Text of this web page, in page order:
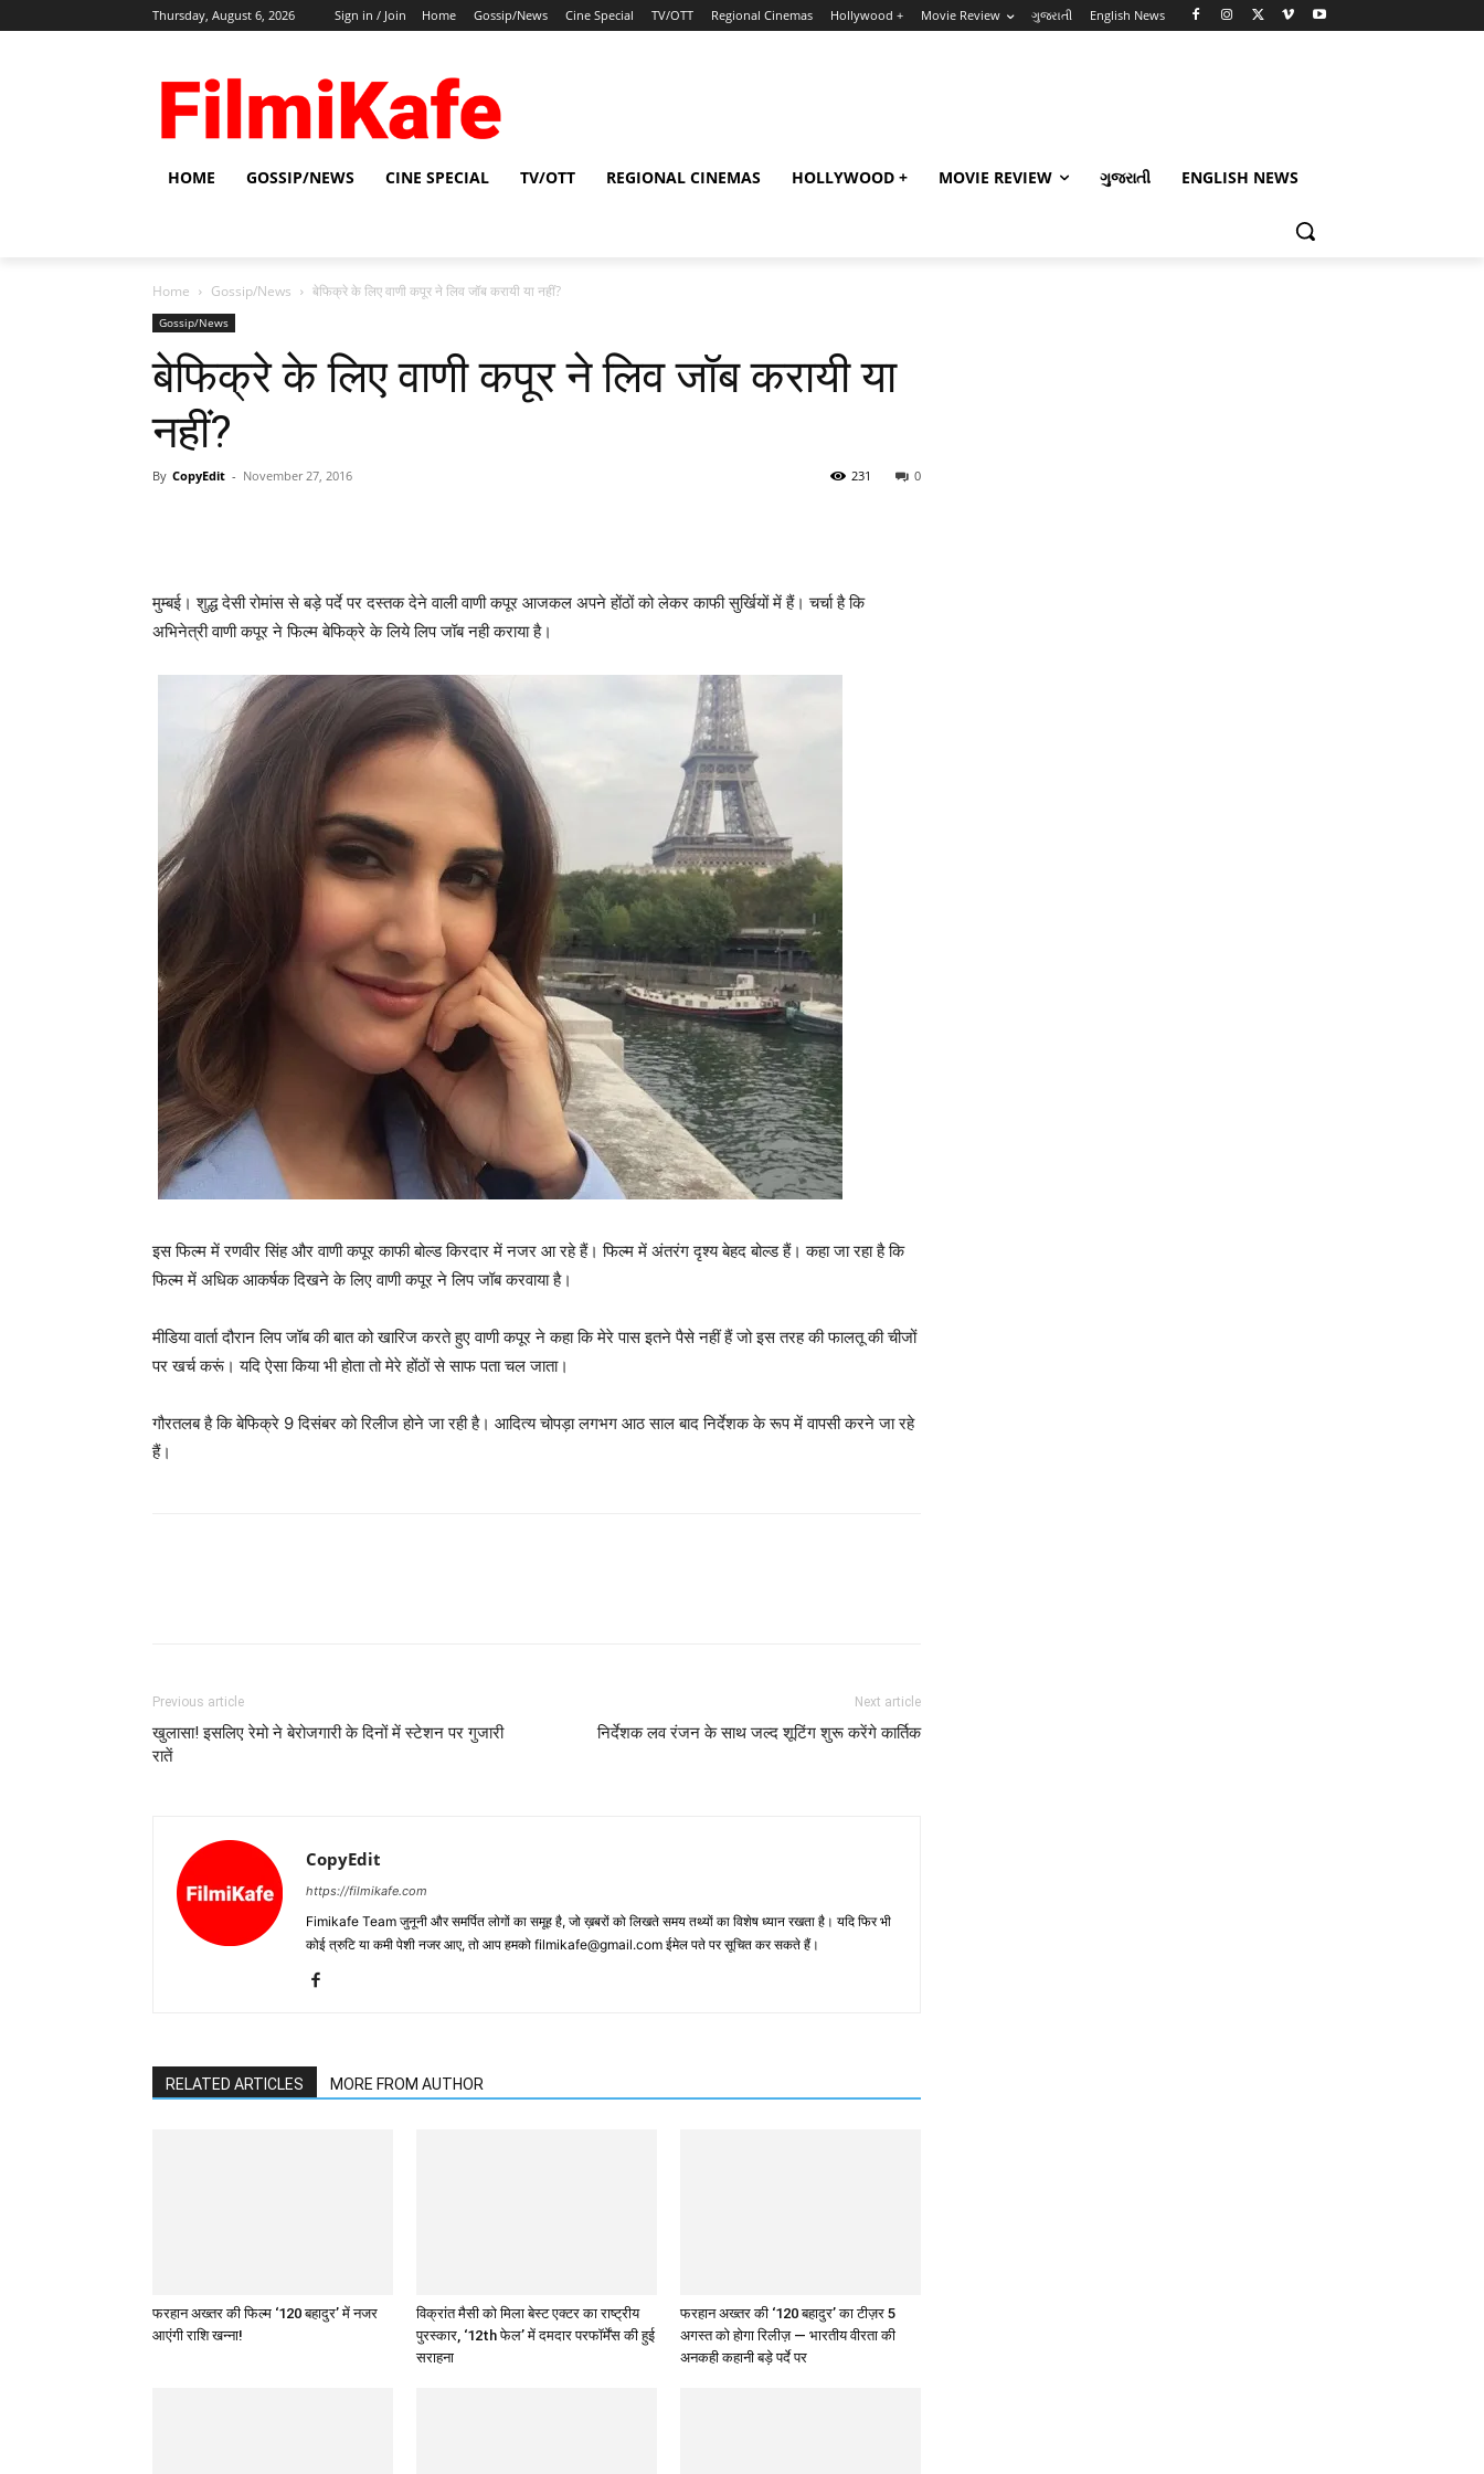
Thursday, August 6, 2026 Sign in / Join Home Gossip/News Cine Special TV/OTT Regional Cinemas Hollywood + Movie Review ગુજરાતી English News
HOME GOSSIP/NEWS CINE SPECIAL TV/OTT REGIONAL CINEMAS HOLLYWOOD + MOVIE REVIEW ગુજરાતી ENGLISH NEWS
Home Gossip/News बेफिक्रे के लिए वाणी कपूर ने लिव जॉब करायी या नहीं?
Gossip/News
बेफिक्रे के लिए वाणी कपूर ने लिव जॉब करायी या
नहीं?
By CopyEdit - November 27, 2016 0
231
मुम्‍बई। शुद्ध देसी रोमांस से बड़े पर्दे पर दस्‍तक देने वाली वाणी कपूर आजकल अपने होंठों को लेकर काफी सुर्खियों में हैं। चर्चा है कि
अभिनेत्री वाणी कपूर ने फिल्‍म बेफिक्रे के लिये लिप जॉब नही कराया है।
इस फिल्‍म में रणवीर सिंह और वाणी कपूर काफी बोल्‍ड किरदार में नजर आ रहे हैं। फिल्‍म में अंतरंग दृश्य बेहद बोल्‍ड हैं। कहा जा रहा है कि
फिल्‍म में अधिक आकर्षक दिखने के लिए वाणी कपूर ने लिप जॉब करवाया है।
मीडिया वार्ता दौरान लिप जॉब की बात को खारिज करते हुए वाणी कपूर ने कहा कि मेरे पास इतने पैसे नहीं हैं जो इस तरह की फालतू की चीजों
पर खर्च करूं। यदि ऐसा किया भी होता तो मेरे होंठों से साफ पता चल जाता।
गौरतलब है कि बेफिक्रे 9 दिसंबर को रिलीज होने जा रही है। आदित्‍य चोपड़ा लगभग आठ साल बाद निर्देशक के रूप में वापसी करने जा रहे
हैं।
Previous article
खुलासा! इसलिए रेमो ने बेरोजगारी के दिनों में स्‍टेशन पर गुजारी
रातें
Next article
निर्देशक लव रंजन के साथ जल्द शूटिंग शुरू करेंगे कार्तिक
CopyEdit
https://filmikafe.com
Fimikafe Team जुनूनी और समर्पित लोगों का समूह है, जो ख़बरों को लिखते समय तथ्‍यों का विशेष ध्‍यान रखता है। यदि फिर भी
कोई त्रुटि या कमी पेशी नजर आए, तो आप हमको filmikafe@gmail.com ईमेल पते पर सूचित कर सकते हैं।
RELATED ARTICLES MORE FROM AUTHOR
फरहान अख्तर की फिल्म ‘120 बहादुर’ में नजर
आएंगी राशि खन्ना!
विक्रांत मैसी को मिला बेस्ट एक्टर का राष्ट्रीय
पुरस्कार, ‘12th फेल’ में दमदार परफॉर्मेंस की हुई
सराहना
फरहान अख्तर की ‘120 बहादुर’ का टीज़र 5
अगस्त को होगा रिलीज़ — भारतीय वीरता की
अनकही कहानी बड़े पर्दे पर